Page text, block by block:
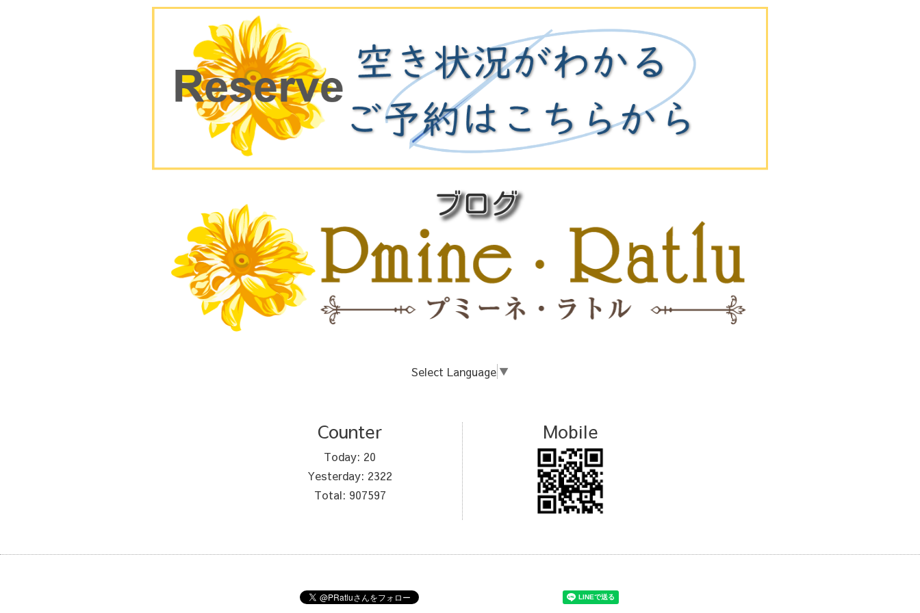
Select Language ▼
Counter
Today: 20
Yesterday: 2322
Total: 907597
Mobile